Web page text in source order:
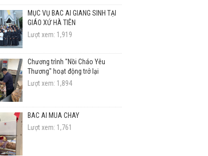
MỤC VỤ BÁC ÁI GIÁNG SINH TẠI
GIÁO XỨ HÀ TIÊN
Lượt xem: 1,919
Chương trình "Nồi Cháo Yêu
Thương" hoạt động trở lại
Lượt xem: 1,894
BÁC ÁI MÙA CHAY
Lượt xem: 1,761